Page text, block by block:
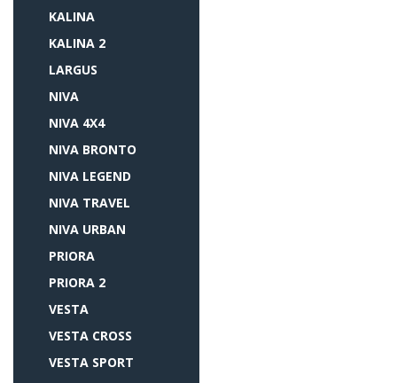
KALINA
KALINA 2
LARGUS
NIVA
NIVA 4X4
NIVA BRONTO
NIVA LEGEND
NIVA TRAVEL
NIVA URBAN
PRIORA
PRIORA 2
VESTA
VESTA CROSS
VESTA SPORT